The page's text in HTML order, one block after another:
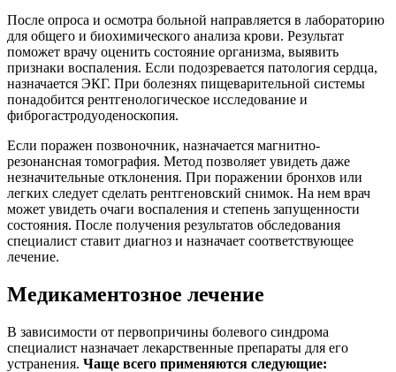
После опроса и осмотра больной направляется в лабораторию
для общего и биохимического анализа крови. Результат
поможет врачу оценить состояние организма, выявить
признаки воспаления. Если подозревается патология сердца,
назначается ЭКГ. При болезнях пищеварительной системы
понадобится рентгенологическое исследование и
фиброгастродуоденоскопия.
Если поражен позвоночник, назначается магнитно-
резонансная томография. Метод позволяет увидеть даже
незначительные отклонения. При поражении бронхов или
легких следует сделать рентгеновский снимок. На нем врач
может увидеть очаги воспаления и степень запущенности
состояния. После получения результатов обследования
специалист ставит диагноз и назначает соответствующее
лечение.
Медикаментозное лечение
В зависимости от первопричины болевого синдрома
специалист назначает лекарственные препараты для его
устранения. Чаще всего применяются следующие: